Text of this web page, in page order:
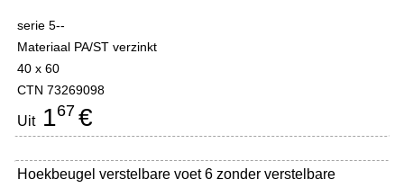
serie 5--
Materiaal PA/ST verzinkt
40 x 60
CTN 73269098
Uit167 €
Hoekbeugel verstelbare voet 6 zonder verstelbare